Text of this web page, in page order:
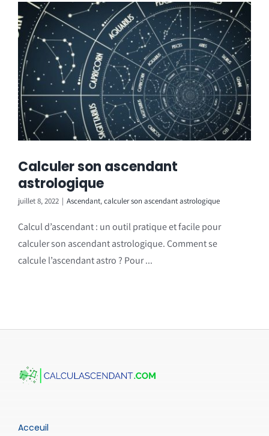
Calculer son ascendant
astrologique
juillet 8, 2022 | Ascendant,calculer son ascendant astrologique
Calcul d’ascendant : un outil pratique et facile pour
calculer son ascendant astrologique. Comment se
calcule l’ascendant astro ? Pour ...
Acceuil